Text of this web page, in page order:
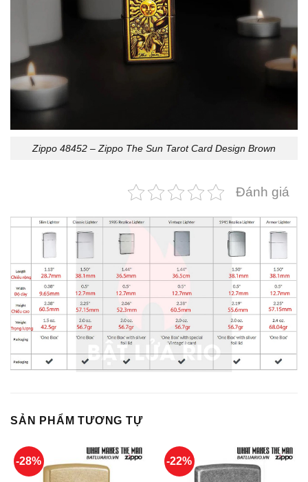
Zippo 48452 – Zippo The Sun Tarot Card Design Brown
Đánh giá
SẢN PHẨM TƯƠNG TỰ
-28% -22%